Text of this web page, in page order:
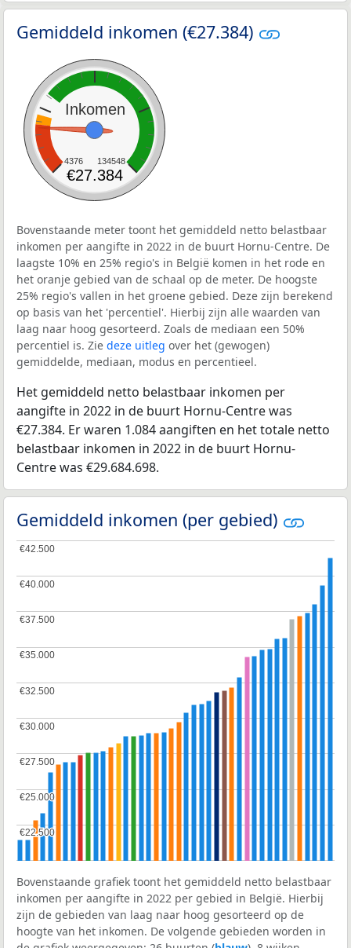
Gemiddeld inkomen (€27.384)
Inkomen
4376 134548
€27.384
Bovenstaande meter toont het gemiddeld netto belastbaar
inkomen per aangifte in 2022 in de buurt Hornu-Centre. De
laagste 10% en 25% regio's in België komen in het rode en
het oranje gebied van de schaal op de meter. De hoogste
25% regio's vallen in het groene gebied. Deze zijn berekend
op basis van het 'percentiel'. Hierbij zijn alle waarden van
laag naar hoog gesorteerd. Zoals de mediaan een 50%
percentiel is. Zie deze uitleg over het (gewogen)
gemiddelde, mediaan, modus en percentieel.
Het gemiddeld netto belastbaar inkomen per
aangifte in 2022 in de buurt Hornu-Centre was
€27.384. Er waren 1.084 aangiften en het totale netto
belastbaar inkomen in 2022 in de buurt Hornu-
Centre was €29.684.698.
Gemiddeld inkomen (per gebied)
€22.500
€22.500
€25.000
€25.000
€27.500
€27.500
€30.000
€30.000
€32.500
€32.500
€35.000
€35.000
€37.500
€37.500
€40.000
€40.000
€42.500
€42.500
Bovenstaande grafiek toont het gemiddeld netto belastbaar
inkomen per aangifte in 2022 per gebied in België. Hierbij
zijn de gebieden van laag naar hoog gesorteerd op de
hoogte van het inkomen. De volgende gebieden worden in